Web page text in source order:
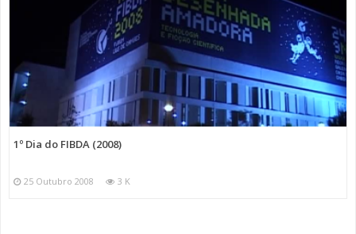
1º Dia do FIBDA (2008)
25 Outubro 2008 3 K